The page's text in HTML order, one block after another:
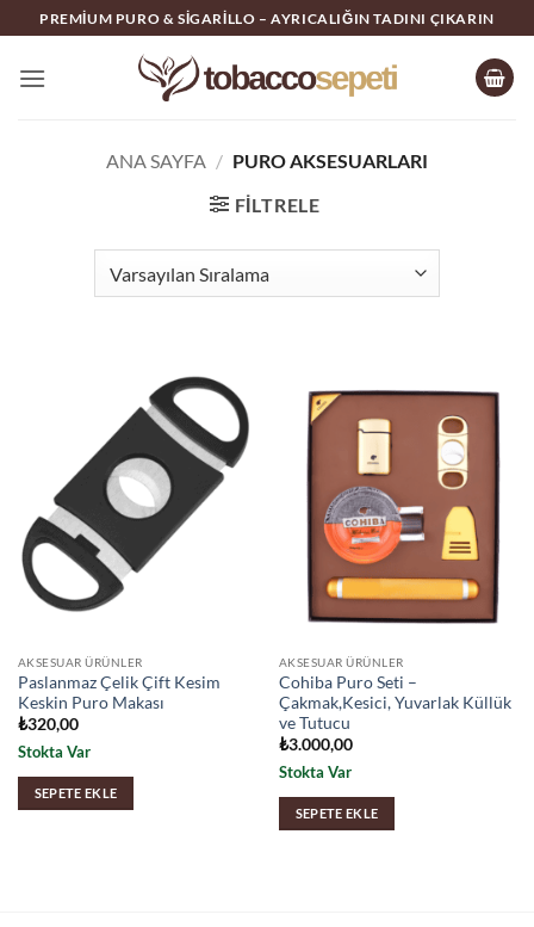
İçeriğe
atla
PREMIUM PURO & SIGARILLO – AYRICALIĞIN TADINI ÇIKARIN
ANA SAYFA / PURO AKSESUARLARI
FILTRELE
AKSESUAR ÜRÜNLER
Paslanmaz Çelik Çift Kesim
Keskin Puro Makası
₺320,00
Stokta Var
SEPETE EKLE
AKSESUAR ÜRÜNLER
Cohiba Puro Seti –
Çakmak,Kesici, Yuvarlak Küllük
ve Tutucu
₺3.000,00
Stokta Var
SEPETE EKLE